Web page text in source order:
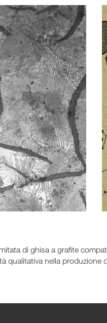
di ghisa a grafite
qualitativa nella